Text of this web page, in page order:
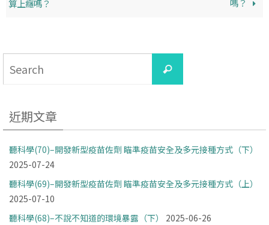
算上癮嗎？
嗎？
Search
近期文章
聽科學(70)–開發新型疫苗佐劑 瞄準疫苗安全及多元接種方式（下）
2025-07-24
聽科學(69)–開發新型疫苗佐劑 瞄準疫苗安全及多元接種方式（上）
2025-07-10
聽科學(68)–不說不知道的環境暴露（下）
2025-06-26